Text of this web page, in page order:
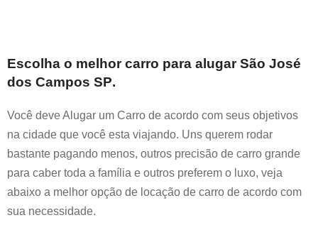
Escolha o melhor carro para alugarSão José
dos Campos SP.
Você deve Alugar um Carro de acordo com seus objetivos
na cidade que você esta viajando. Uns querem rodar
bastante pagando menos, outros precisão de carro grande
para caber toda a família e outros preferem o luxo, veja
abaixo a melhor opção de locação de carro de acordo com
sua necessidade.